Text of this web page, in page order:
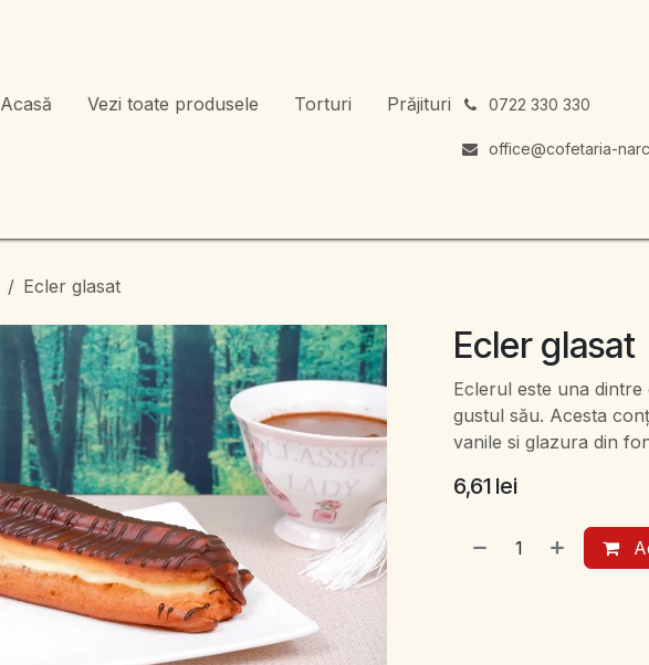
Acasă Vezi toate produsele Torturi Prăjituri 0722 330 330
office@cofetaria-
Ecler glasat
Ecler glasat
Eclerul este una
gustul său. Acesta
vanile si glazura din
6,61 lei